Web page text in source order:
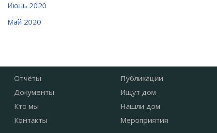
Июнь 2020
Май 2020
Отчёты
Документы
Кто мы
Контакты
Публикации
Ищут дом
Нашли дом
Мероприятия